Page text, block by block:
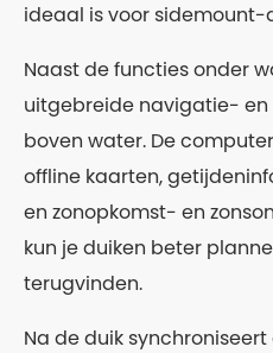
ideaal is voor sidemount-
Naast de functies onder
uitgebreide navigatie-
boven water. De
offline kaarten,
en zonopkomst- en
kun je duiken beter
terugvinden.
Na de duik